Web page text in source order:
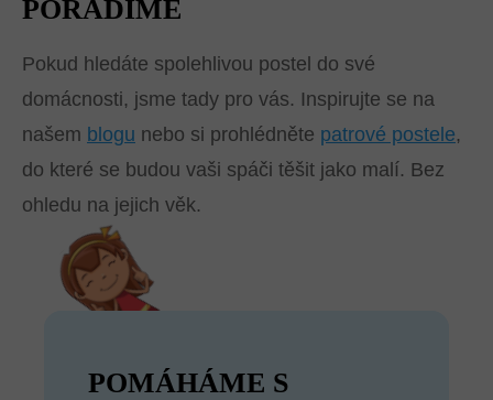
PORADÍME
Pokud hledáte spolehlivou postel do své
domácnosti, jsme tady pro vás. Inspirujte se na
našem blogu nebo si prohlédněte patrové postele,
do které se budou vaši spáči těšit jako malí. Bez
ohledu na jejich věk.
POMÁHÁME S